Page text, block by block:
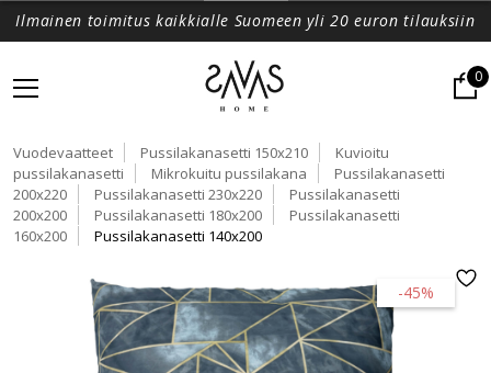
Ilmainen toimitus kaikkialle Suomeen yli 20 euron tilauksiin
0
Vuodevaatteet Pussilakanasetti 150x210
Kuvioitu
pussilakanasetti
Mikrokuitu pussilakana
Pussilakanasetti
200x220
Pussilakanasetti 230x220
Pussilakanasetti
200x200
Pussilakanasetti 180x200
Pussilakanasetti
160x200
Pussilakanasetti 140x200
-45%